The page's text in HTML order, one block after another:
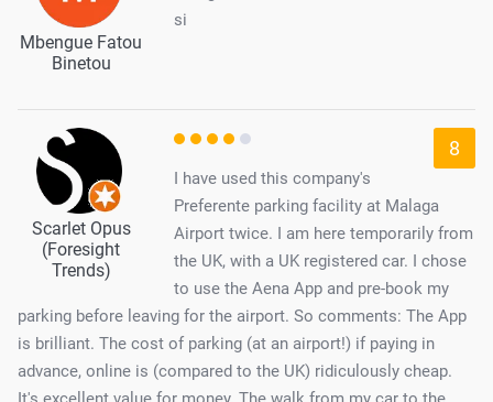
Mbengue Fatou
Binetou
si
Scarlet Opus
(Foresight
Trends)
8
I have used this company's
Preferente parking facility at Malaga
Airport twice. I am here temporarily from
the UK, with a UK registered car. I chose
to use the Aena App and pre-book my
parking before leaving for the airport. So comments: The App
is brilliant. The cost of parking (at an airport!) if paying in
advance, online is (compared to the UK) ridiculously cheap.